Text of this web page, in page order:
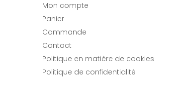
Mon compte
Panier
Commande
Contact
Politique en matière de cookies
Politique de confidentialité